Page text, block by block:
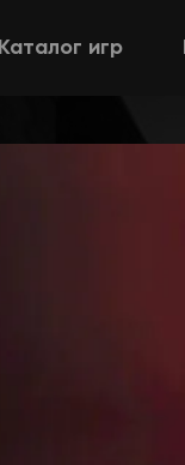
Каталог игр